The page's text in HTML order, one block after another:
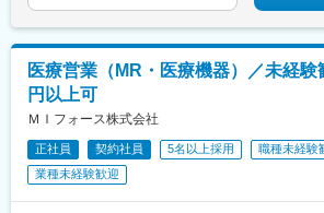
医療営業（MR・医療機器）／未経
円以上可
ＭＩフォース株式会社
正社員 契約社員 5名以上採用
職種未経験
業種未経験歓迎